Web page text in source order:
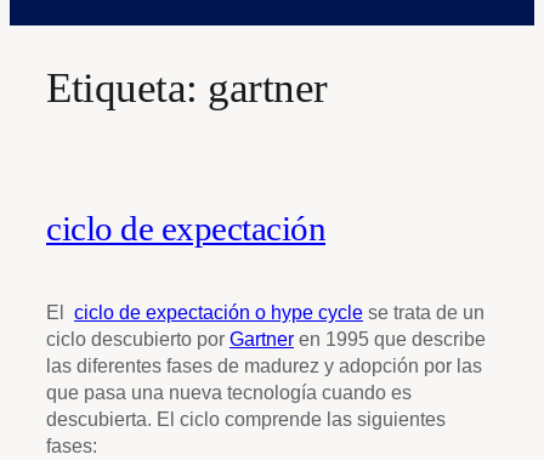
Etiqueta: gartner
ciclo de expectación
El ciclo de expectación o hype cycle se trata de un
ciclo descubierto por Gartner en 1995 que describe
las diferentes fases de madurez y adopción por las
que pasa una nueva tecnología cuando es
descubierta. El ciclo comprende las siguientes
fases: